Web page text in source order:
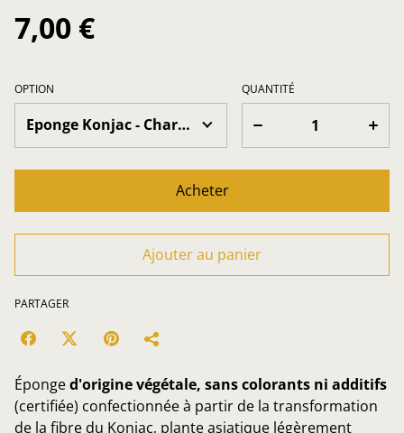
7,00 €
OPTION QUANTITÉ
Acheter
Ajouter au panier
PARTAGER
Éponged'origine végétale, sans colorants ni additifs
(certifiée) confectionnée à partir de la transformation
de la fibre du Konjac, plante asiatique légèrement